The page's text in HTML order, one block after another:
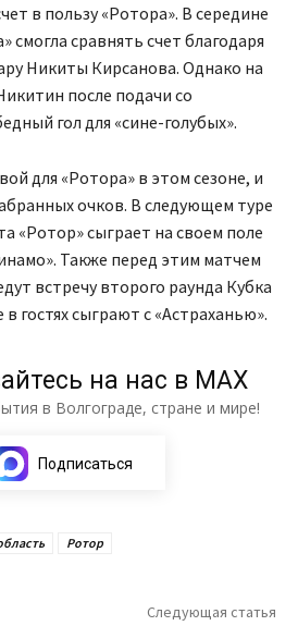
в пользу «Ротора». В середине
смогла сравнять счет благодаря
Никиты Кирсанова. Однако на
после подачи со
гол для «сине-голубых».
для «Ротора» в этом сезоне, и
очков. В следующем туре
«Ротор» сыграет на своем поле
Также перед этим матчем
встречу второго раунда Кубка
в гостях сыграют с «Астраханью».
на нас в МАХ
в Волгограде, стране и мире!
Подписаться
Ротор
Следующая статья